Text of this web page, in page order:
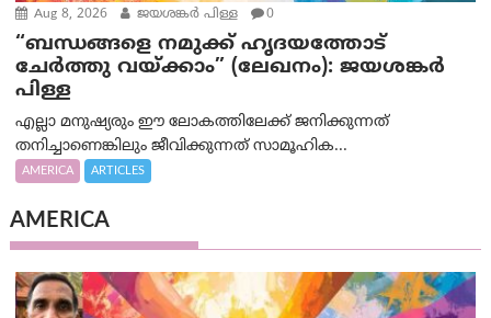
Aug 8, 2026 ജയശങ്കര്‍ പിള്ള 0
“ബന്ധങ്ങളെ നമുക്ക് ഹൃദയത്തോട്
ചേർത്തു വയ്ക്കാം” (ലേഖനം): ജയശങ്കര്‍
പിള്ള
എല്ലാ മനുഷ്യരും ഈ ലോകത്തിലേക്ക് ജനിക്കുന്നത്
തനിച്ചാണെങ്കിലും ജീവിക്കുന്നത് സാമൂഹിക...
AMERICA ARTICLES
AMERICA